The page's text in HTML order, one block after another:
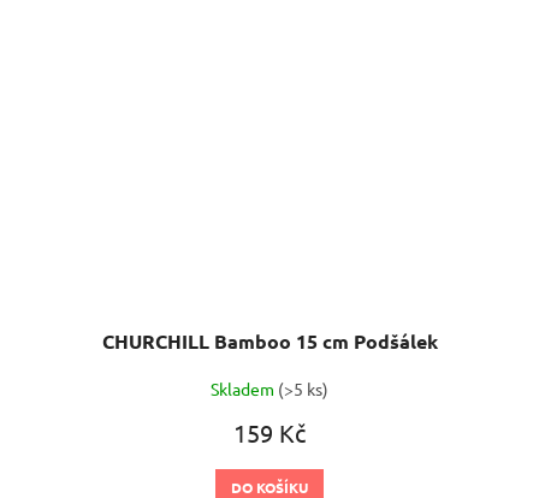
CHURCHILL Bamboo 15 cm Podšálek
Skladem (>5 ks)
159 Kč
DO KOŠÍKU